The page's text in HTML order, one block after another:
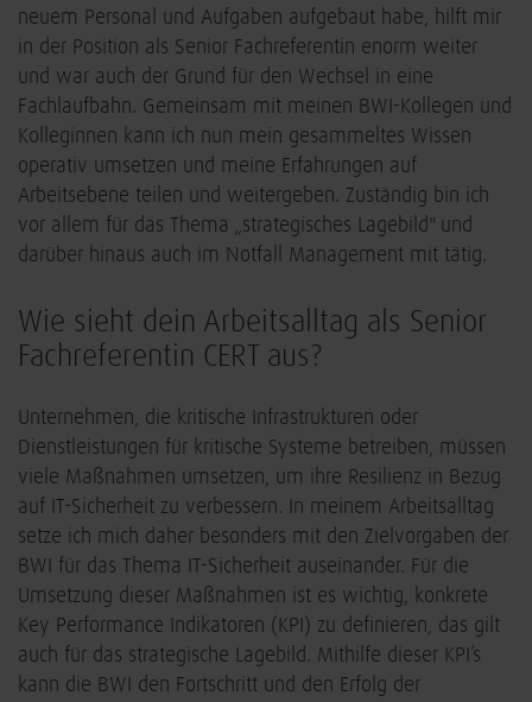
neuem Personal und Aufgaben aufgebaut habe, hilft mir
in der Position als Senior Fachreferentin enorm weiter
und war auch der Grund für den Wechsel in eine
Fachlaufbahn. Gemeinsam mit meinen BWI-Kollegen und
Kolleginnen kann ich nun mein gesammeltes Wissen
operativ umsetzen und meine Erfahrungen auf
Arbeitsebene teilen und weitergeben. Zuständig bin ich
vor allem für das Thema „strategisches Lagebild" und
darüber hinaus auch im Notfall Management mit tätig.
Wie sieht dein Arbeitsalltag als Senior
Fachreferentin CERT aus?
Unternehmen, die kritische Infrastrukturen oder
Dienstleistungen für kritische Systeme betreiben, müssen
viele Maßnahmen umsetzen, um ihre Resilienz in Bezug
auf IT-Sicherheit zu verbessern. In meinem Arbeitsalltag
setze ich mich daher besonders mit den Zielvorgaben der
BWI für das Thema IT-Sicherheit auseinander. Für die
Umsetzung dieser Maßnahmen ist es wichtig, konkrete
Key Performance Indikatoren (KPI) zu definieren, das gilt
auch für das strategische Lagebild. Mithilfe dieser KPI’s
kann die BWI den Fortschritt und den Erfolg der